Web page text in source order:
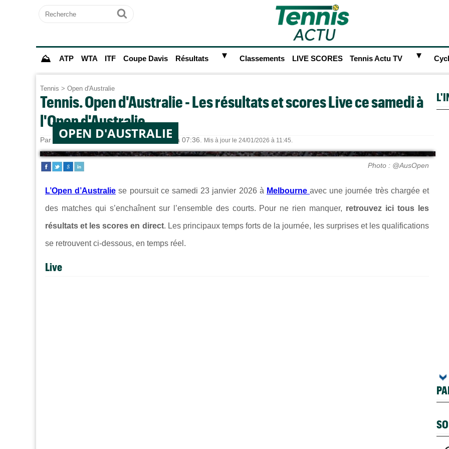
Recherche
Ok
⛰ ATP WTA ITF Coupe Davis Résultats ► Classements LIVE SCORES Tennis Actu TV ►
Tennis > Open d'Australie
Tennis. Open d'Australie - Les résultats et scores Live ce samedi à
l'Open d'Australie
Par Alexandre HERCHEUX le 22/01/2026 à 07:36. Mis à jour le 24/01/2026 à 11:45.
OPEN D'AUSTRALIE
Photo : @AusOpen
L’Open d’Australie se poursuit ce samedi 23 janvier 2026 à Melbourneavec une journée très chargée et
des matches qui s’enchaînent sur l’ensemble des courts. Pour ne rien manquer, retrouvez ici tous les
résultats et les scores en direct. Les principaux temps forts de la journée, les surprises et les qualifications
se retrouvent ci-dessous, en temps réel.
Live